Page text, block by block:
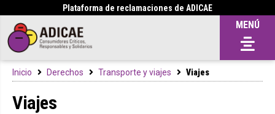
Plataforma de reclamaciones de ADICAE
MENÚ
Inicio Derechos Transporte y viajes Viajes
Viajes